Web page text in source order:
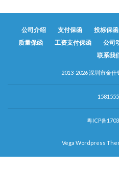
公司介绍 支付保函 投标保函
质量保函
工资支付保函 公司
联系我
2013-2026 深圳市金
粤ICP备
Vega Wordpress